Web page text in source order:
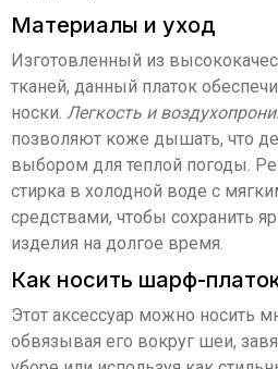
Материалы и уход
Изготовленный из
тканей, данный платок
носки. Легкость и
позволяют коже дышать, что
выбором для теплой погоды.
стирка в холодной воде с
средствами, чтобы сохранить
изделия на долгое время.
Как носить шарф-
Этот аксессуар можно носить
обвязывая его вокруг шеи,